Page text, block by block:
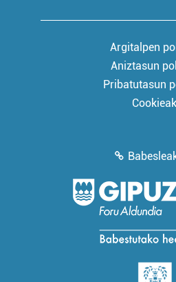
Argitalpen
Aniztasun
Pribatutasun
Cookieak